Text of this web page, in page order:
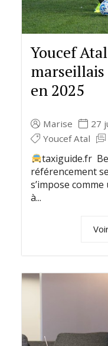
Youcef
en 2025
Marise 27
Youcef Atal
taxiguide.fr
référencement
s’impose
à...